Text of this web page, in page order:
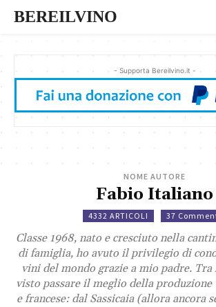
BEREILVINO
- Supporta Bereilvino.it -
NOME AUTORE
Fabio Italiano
4332 ARTICOLI 37
Classe 1968, nato e cresciuto nella
di famiglia, ho avuto il privilegio di
vini del mondo grazie a mio padre.
visto passare il meglio della
e francese: dal Sassicaia (allora ancora